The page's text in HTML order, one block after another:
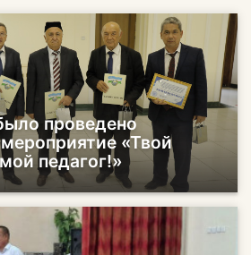
проведено
«Твой
педагог!»